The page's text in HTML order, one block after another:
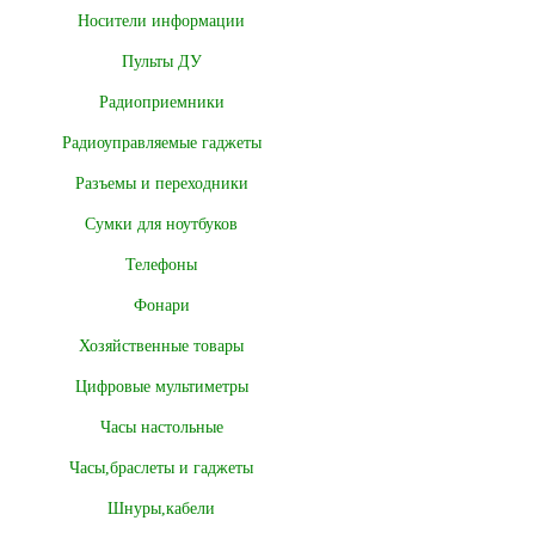
Носители информации
Пульты ДУ
Радиоприемники
Радиоуправляемые гаджеты
Разъемы и переходники
Сумки для ноутбуков
Телефоны
Фонари
Хозяйственные товары
Цифровые мультиметры
Часы настольные
Часы,браслеты и гаджеты
Шнуры,кабели